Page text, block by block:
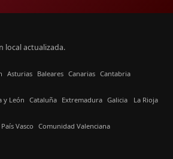
local actualizada.
Asturias Baleares Canarias Cantabria
y León Cataluña Extremadura Galicia La Rioja
País Vasco Comunidad Valenciana